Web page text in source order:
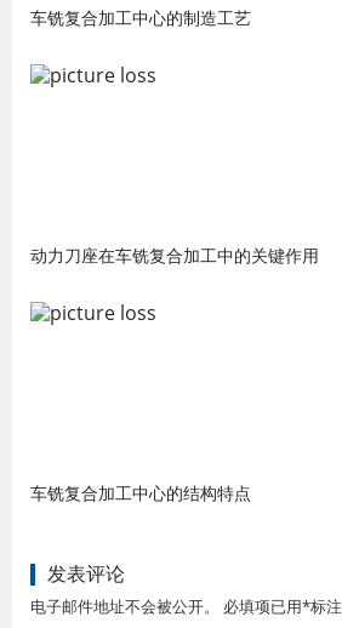
车铣复合加工中心的制造工艺
动力刀座在车铣复合加工中的关键作用
车铣复合加工中心的结构特点
发表评论
电子邮件地址不会被公开。 必填项已用*标注